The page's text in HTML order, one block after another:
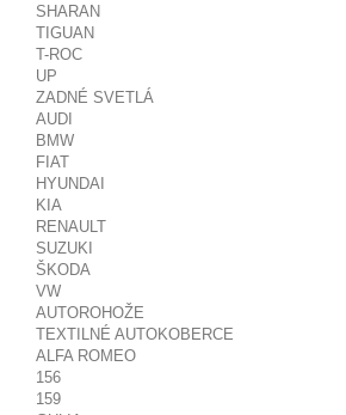
SHARAN
TIGUAN
T-ROC
UP
ZADNÉ SVETLÁ
AUDI
BMW
FIAT
HYUNDAI
KIA
RENAULT
SUZUKI
ŠKODA
VW
AUTOROHOŽE
TEXTILNÉ AUTOKOBERCE
ALFA ROMEO
156
159